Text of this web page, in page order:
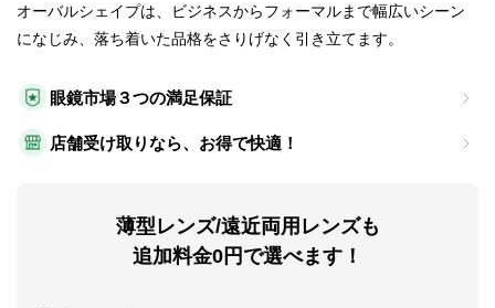
眼鏡市場３つの満足保証
店舗受け取りなら、お得で快適！
薄型レンズ/遠近両用レンズも
追加料金0円で選べます！
オーバルシェイプは、ビジネスからフォーマルまで幅広いシーン
になじみ、落ち着いた品格をさりげなく引き立てます。